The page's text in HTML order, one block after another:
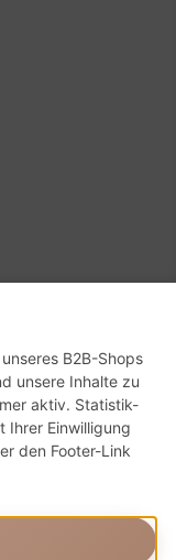
B2B-Shops
unsere Inhalte zu
aktiv. Statistik-
Ihrer Einwilligung
den Footer-Link